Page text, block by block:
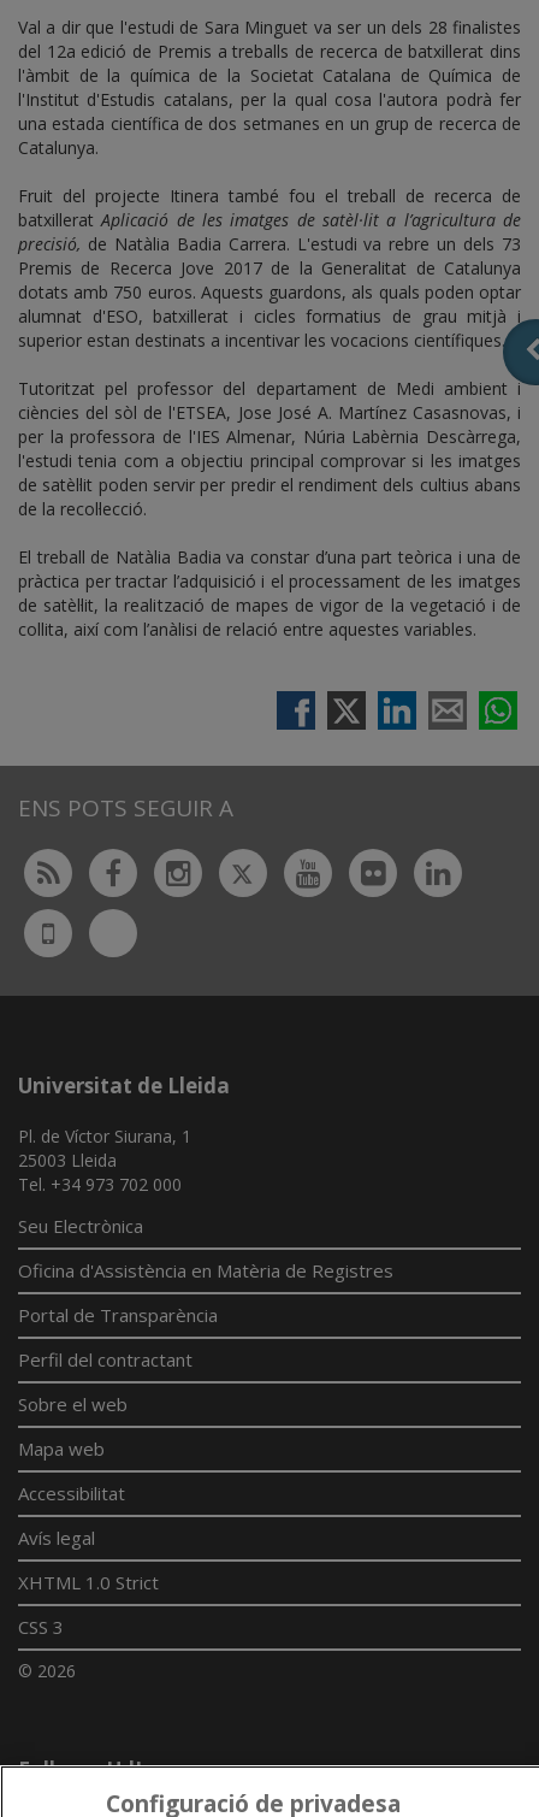
Val a dir que l'estudi de Sara Minguet va ser un dels 28 finalistes
del 12a edició de Premis a treballs de recerca de batxillerat dins
l'àmbit de la química de la Societat Catalana de Química de
l'Institut d'Estudis catalans, per la qual cosa l'autora podrà fer
una estada científica de dos setmanes en un grup de recerca de
Catalunya.
Fruit del projecte Itinera també fou el treball de recerca de
batxilleratAplicació de les imatges de satèl·lit a l’agricultura de
precisió, de Natàlia Badia Carrera. L'estudi va rebre un dels 73
Premis de Recerca Jove 2017 de la Generalitat de Catalunya
dotats amb 750 euros. Aquests guardons, als quals poden optar
alumnat d'ESO, batxillerat i cicles formatius de grau mitjà i
superior estan destinats a incentivar les vocacions científiques.
Tutoritzat pel professor del departament de Medi ambient i
ciències del sòl de l'ETSEA, Jose José A. Martínez Casasnovas, i
per la professora de l'IES Almenar, Núria Labèrnia Descàrrega,
l'estudi tenia com a objectiu principal comprovar si les imatges
de satèl·lit poden servir per predir el rendiment dels cultius abans
de la recol·lecció.
El treball de Natàlia Badia va constar d’una part teòrica i una de
pràctica per tractar l’adquisició i el processament de les imatges
de satèl·lit, la realització de mapes de vigor de la vegetació i de
collita, així com l’anàlisi de relació entre aquestes variables.
ENS POTS SEGUIR A
Rss FacebookInstagram
TwitterYoutubeFlickr
UdL
App
Bluesky
Universitat de Lleida
Pl. de Víctor Siurana, 1
25003 Lleida
Tel. +34 973 702 000
Seu Electrònica
Oficina d'Assistència en Matèria de Registres
Portal de Transparència
Perfil del contractant
Sobre el web
Mapa web
Accessibilitat
Avís legal
XHTML 1.0 Strict
CSS 3
© 2026
Enllaços UdL
Configuració de privadesa